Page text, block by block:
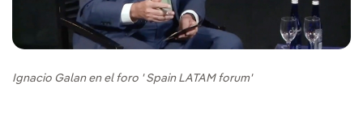
Ignacio Galan en el foro ' Spain LATAM forum'